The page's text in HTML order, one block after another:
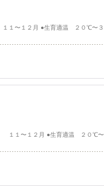
１〜１２月 ●生育適温 ２０℃〜３
１１〜１２月 ●生育適温 ２０℃〜